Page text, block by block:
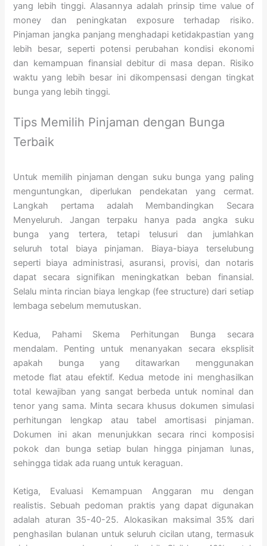
yang lebih tinggi. Alasannya adalah prinsip time value of
money dan peningkatan exposure terhadap risiko.
Pinjaman jangka panjang menghadapi ketidakpastian yang
lebih besar, seperti potensi perubahan kondisi ekonomi
dan kemampuan finansial debitur di masa depan. Risiko
waktu yang lebih besar ini dikompensasi dengan tingkat
bunga yang lebih tinggi.
Tips Memilih Pinjaman dengan Bunga
Terbaik
Untuk memilih pinjaman dengan suku bunga yang paling
menguntungkan, diperlukan pendekatan yang cermat.
Langkah pertama adalah Membandingkan Secara
Menyeluruh. Jangan terpaku hanya pada angka suku
bunga yang tertera, tetapi telusuri dan jumlahkan
seluruh total biaya pinjaman. Biaya-biaya terselubung
seperti biaya administrasi, asuransi, provisi, dan notaris
dapat secara signifikan meningkatkan beban finansial.
Selalu minta rincian biaya lengkap (fee structure) dari setiap
lembaga sebelum memutuskan.
Kedua, Pahami Skema Perhitungan Bunga secara
mendalam. Penting untuk menanyakan secara eksplisit
apakah bunga yang ditawarkan menggunakan
metode flat atau efektif. Kedua metode ini menghasilkan
total kewajiban yang sangat berbeda untuk nominal dan
tenor yang sama. Minta secara khusus dokumen simulasi
perhitungan lengkap atau tabel amortisasi pinjaman.
Dokumen ini akan menunjukkan secara rinci komposisi
pokok dan bunga setiap bulan hingga pinjaman lunas,
sehingga tidak ada ruang untuk keraguan.
Ketiga, Evaluasi Kemampuan Anggaran mu dengan
realistis. Sebuah pedoman praktis yang dapat digunakan
adalah aturan 35-40-25. Alokasikan maksimal 35% dari
penghasilan bulanan untuk seluruh cicilan utang, termasuk